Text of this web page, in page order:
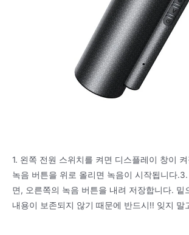
1. 왼쪽 전원 스위치를 켜면 디스플레이 창이
녹음 버튼을 위로 올리면 녹음이 시작됩니다
면, 오른쪽의 녹음 버튼을 내려 저장합니다. 밑
내용이 보존되지 않기 때문에 반드시!! 잊지 말